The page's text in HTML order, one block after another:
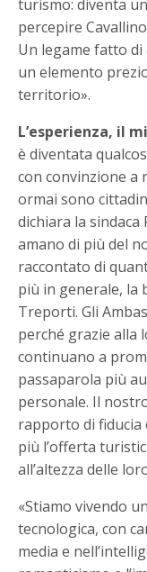
turismo: diventa
percepire
Un legame fatto
un elemento
territorio».
L’esperienza, il
è diventata
con convinzione a
ormai sono
dichiara la sindaca
amano di più del
raccontato di
più in generale, la
Treporti. Gli
perché grazie alla
continuano a
passaparola più
personale. Il
rapporto di fiducia
più l’offerta
all’altezza delle
«Stiamo vivendo
tecnologica, con
media e